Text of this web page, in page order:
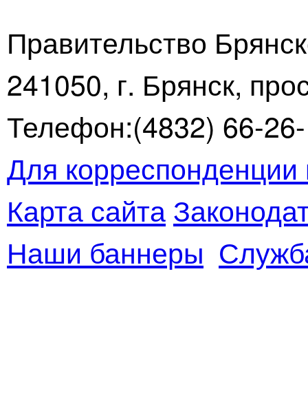
Правительство
241050, г. Брянск,
Телефон:(4832) 66-
Для
Карта сайта
Наши баннеры